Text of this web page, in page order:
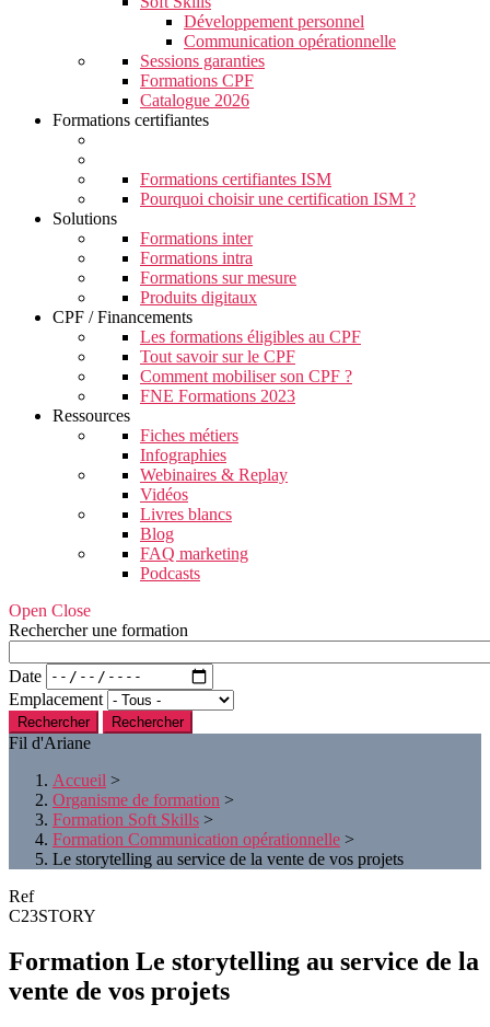
Développement personnel
Communication opérationnelle
Sessions garanties
Formations CPF
Catalogue 2026
Formations certifiantes
Formations certifiantes ISM
Pourquoi choisir une certification ISM ?
Solutions
Formations inter
Formations intra
Formations sur mesure
Produits digitaux
CPF / Financements
Les formations éligibles au CPF
Tout savoir sur le CPF
Comment mobiliser son CPF ?
FNE Formations 2023
Ressources
Fiches métiers
Infographies
Webinaires & Replay
Vidéos
Livres blancs
Blog
FAQ marketing
Podcasts
Open Close
Rechercher une formation
Date
Emplacement
Rechercher
Fil d'Ariane
Accueil >
Organisme de formation >
Formation Soft Skills >
Formation Communication opérationnelle >
Le storytelling au service de la vente de vos projets
Ref
C23STORY
Formation Le storytelling au service de la
vente de vos projets